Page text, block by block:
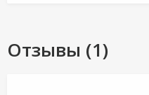
Отзывы (1)